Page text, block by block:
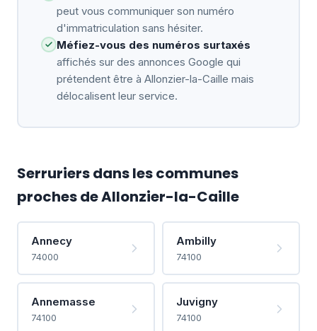
peut vous communiquer son numéro
d'immatriculation sans hésiter.
Méfiez-vous des numéros surtaxés
affichés sur des annonces Google qui
prétendent être à Allonzier-la-Caille mais
délocalisent leur service.
Serruriers dans les communes
proches de Allonzier-la-Caille
Annecy
74000
Ambilly
74100
Annemasse
74100
Juvigny
74100